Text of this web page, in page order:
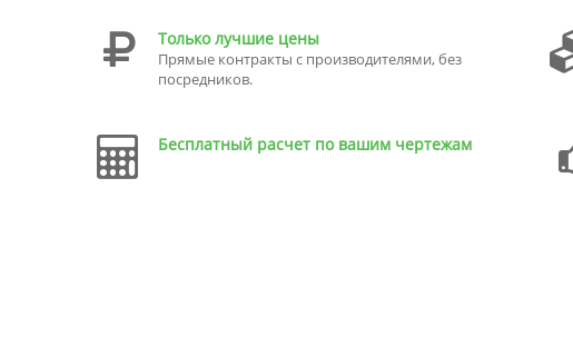
Только лучшие цены
Прямые контракты с производителями, без
посредников.
Бесплатный расчет по вашим чертежам